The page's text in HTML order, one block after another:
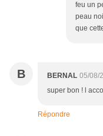
feu un
peau
que
B BERNAL 05/08/
super bon ! l
Répondre